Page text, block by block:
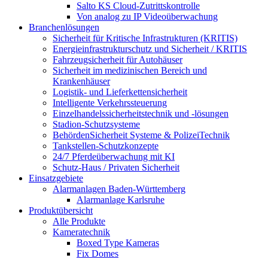
Salto KS Cloud-Zutrittskontrolle
Von analog zu IP Videoüberwachung
Branchenlösungen
Sicherheit für Kritische Infrastrukturen (KRITIS)
Energieinfrastrukturschutz und Sicherheit / KRITIS
Fahrzeugsicherheit für Autohäuser
Sicherheit im medizinischen Bereich und
Krankenhäuser
Logistik- und Lieferkettensicherheit
Intelligente Verkehrssteuerung
Einzelhandelssicherheitstechnik und -lösungen
Stadion-Schutzsysteme
BehördenSicherheit Systeme & PolizeiTechnik
Tankstellen-Schutzkonzepte​
24/7 Pferdeüberwachung mit KI
Schutz-Haus / Privaten Sicherheit
Einsatzgebiete
Alarmanlagen Baden-Württemberg
Alarmanlage Karlsruhe
Produktübersicht
Alle Produkte
Kameratechnik
Boxed Type Kameras
Fix Domes